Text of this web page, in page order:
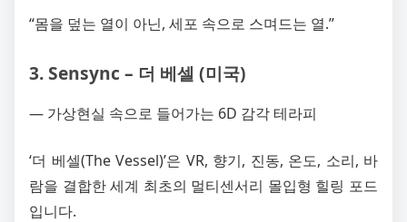
“몸을 덮는 열이 아닌, 세포 속으로 스며드는 열.”
3. Sensync – 더 베셀 (미국)
― 가상현실 속으로 들어가는 6D 감각 테라피
‘더 베셀(The Vessel)’은 VR, 향기, 진동, 온도, 소리, 바
람을 결합한 세계 최초의 멀티센서리 몰입형 힐링 포드
입니다.